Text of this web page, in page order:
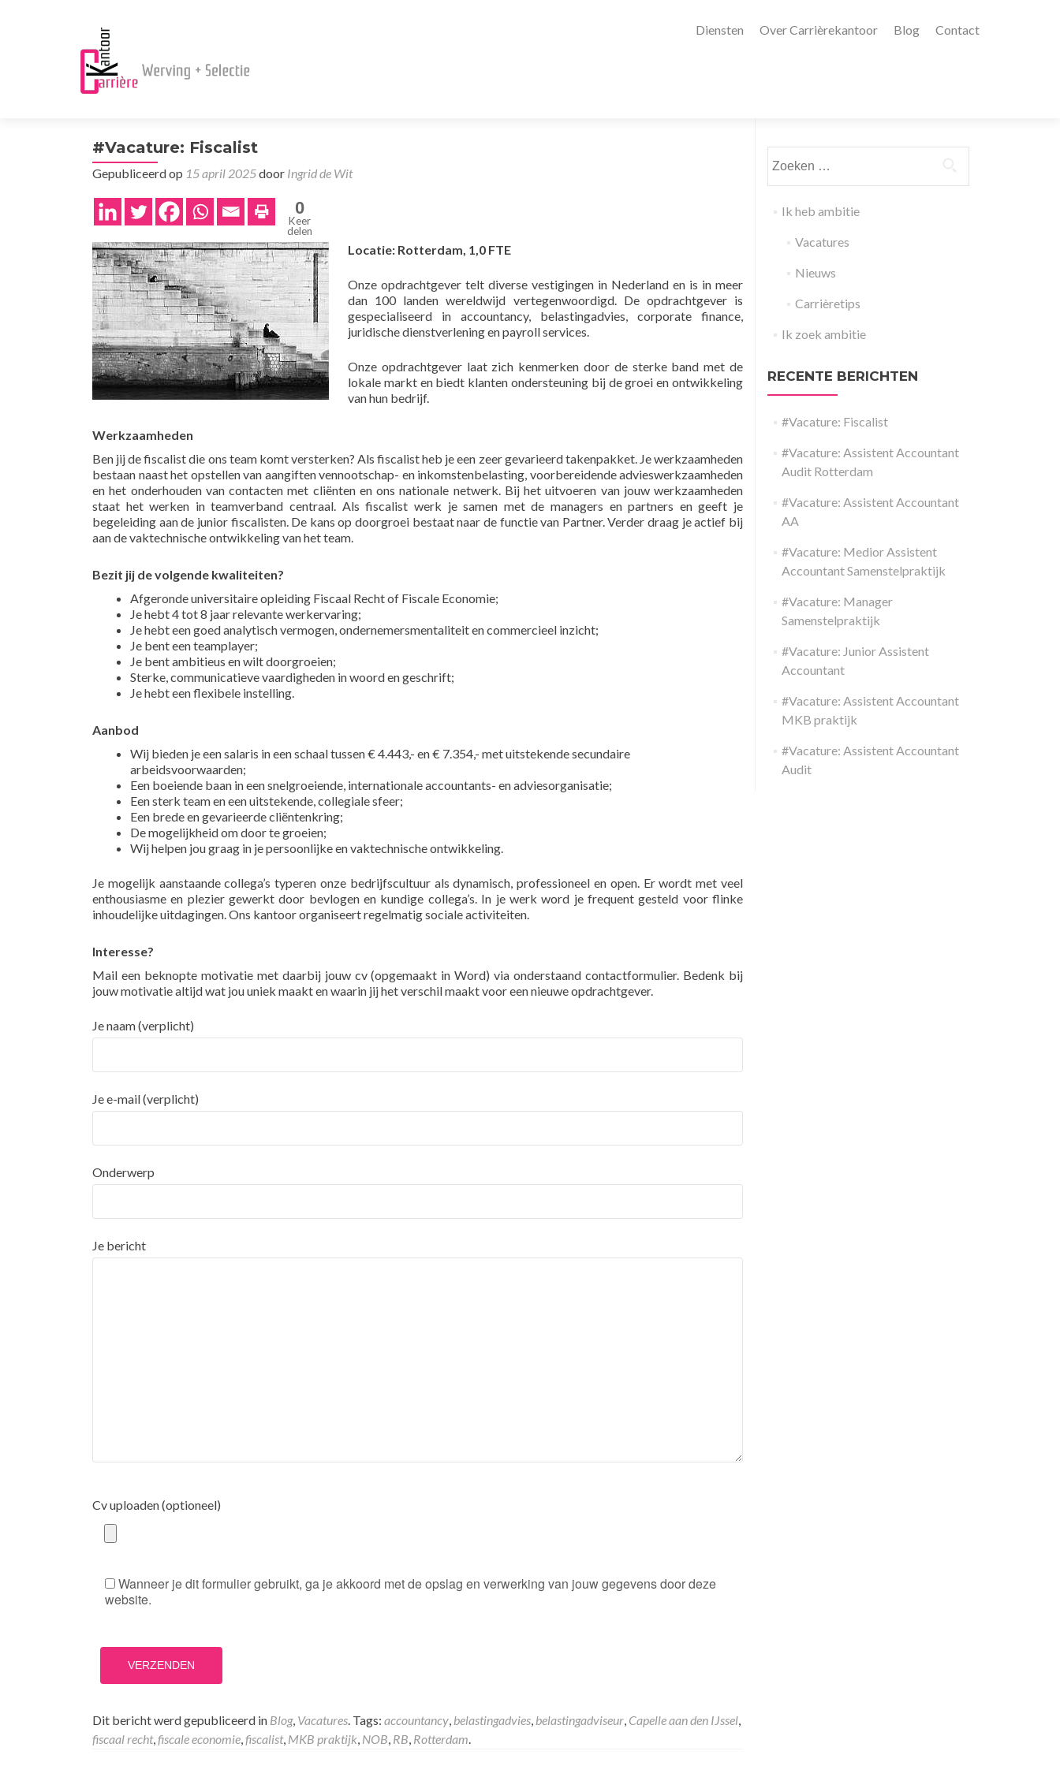
Diensten Over Carrièrekantoor Blog Contact
#Vacature: Fiscalist
Gepubliceerd op 15 april 2025door Ingrid de Wit
0
Keer
delen
Locatie: Rotterdam, 1,0 FTE
Onze opdrachtgever telt diverse vestigingen in Nederland en is in meer
dan 100 landen wereldwijd vertegenwoordigd. De opdrachtgever is
gespecialiseerd in accountancy, belastingadvies, corporate finance,
juridische dienstverlening en payroll services.
Onze opdrachtgever laat zich kenmerken door de sterke band met de
lokale markt en biedt klanten ondersteuning bij de groei en ontwikkeling
van hun bedrijf.
Werkzaamheden
Ben jij de fiscalist die ons team komt versterken? Als fiscalist heb je een zeer gevarieerd takenpakket. Je werkzaamheden
bestaan naast het opstellen van aangiften vennootschap- en inkomstenbelasting, voorbereidende advieswerkzaamheden
en het onderhouden van contacten met cliënten en ons nationale netwerk. Bij het uitvoeren van jouw werkzaamheden
staat het werken in teamverband centraal. Als fiscalist werk je samen met de managers en partners en geeft je
begeleiding aan de junior fiscalisten. De kans op doorgroei bestaat naar de functie van Partner. Verder draag je actief bij
aan de vaktechnische ontwikkeling van het team.
Bezit jij de volgende kwaliteiten?
Afgeronde universitaire opleiding Fiscaal Recht of Fiscale Economie;
Je hebt 4 tot 8 jaar relevante werkervaring;
Je hebt een goed analytisch vermogen, ondernemersmentaliteit en commercieel inzicht;
Je bent een teamplayer;
Je bent ambitieus en wilt doorgroeien;
Sterke, communicatieve vaardigheden in woord en geschrift;
Je hebt een flexibele instelling.
Aanbod
Wij bieden je een salaris in een schaal tussen € 4.443,- en € 7.354,- met uitstekende secundaire
arbeidsvoorwaarden;
Een boeiende baan in een snelgroeiende, internationale accountants- en adviesorganisatie;
Een sterk team en een uitstekende, collegiale sfeer;
Een brede en gevarieerde cliëntenkring;
De mogelijkheid om door te groeien;
Wij helpen jou graag in je persoonlijke en vaktechnische ontwikkeling.
Je mogelijk aanstaande collega’s typeren onze bedrijfscultuur als dynamisch, professioneel en open. Er wordt met veel
enthousiasme en plezier gewerkt door bevlogen en kundige collega’s. In je werk word je frequent gesteld voor flinke
inhoudelijke uitdagingen. Ons kantoor organiseert regelmatig sociale activiteiten.
Interesse?
Mail een beknopte motivatie met daarbij jouw cv (opgemaakt in Word) via onderstaand contactformulier. Bedenk bij
jouw motivatie altijd wat jou uniek maakt en waarin jij het verschil maakt voor een nieuwe opdrachtgever.
Je naam (verplicht)
Je e-mail (verplicht)
Onderwerp
Je bericht
Cv uploaden (optioneel)
Wanneer je dit formulier gebruikt, ga je akkoord met de opslag en verwerking van jouw gegevens door deze
website.
Dit bericht werd gepubliceerd in Blog, Vacatures. Tags: accountancy, belastingadvies, belastingadviseur, Capelle aan den IJssel,
fiscaal recht,fiscale economie,fiscalist, MKB praktijk, NOB, RB, Rotterdam.
naar:
Ik heb ambitie
Vacatures
Nieuws
Carrièretips
Ik zoek ambitie
RECENTE BERICHTEN
#Vacature: Fiscalist
#Vacature: Assistent Accountant
Audit Rotterdam
#Vacature: Assistent Accountant
AA
#Vacature: Medior Assistent
Accountant Samenstelpraktijk
#Vacature: Manager
Samenstelpraktijk
#Vacature: Junior Assistent
Accountant
#Vacature: Assistent Accountant
MKB praktijk
#Vacature: Assistent Accountant
Audit